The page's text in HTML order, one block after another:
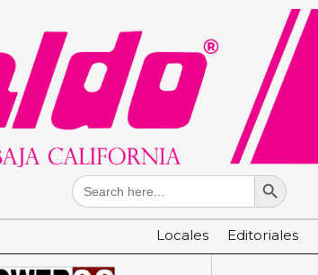
Search
for:
Search Button
Locales Editoriales